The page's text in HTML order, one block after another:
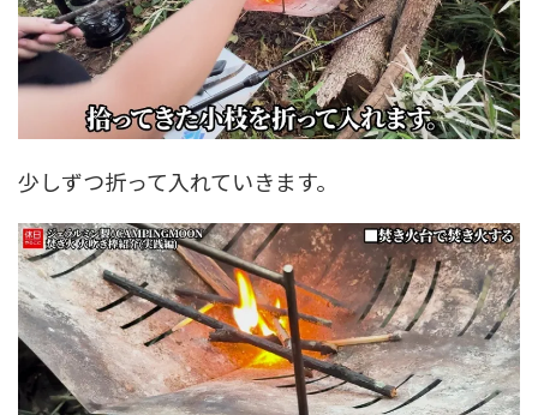
少しずつ折って入れていきます。